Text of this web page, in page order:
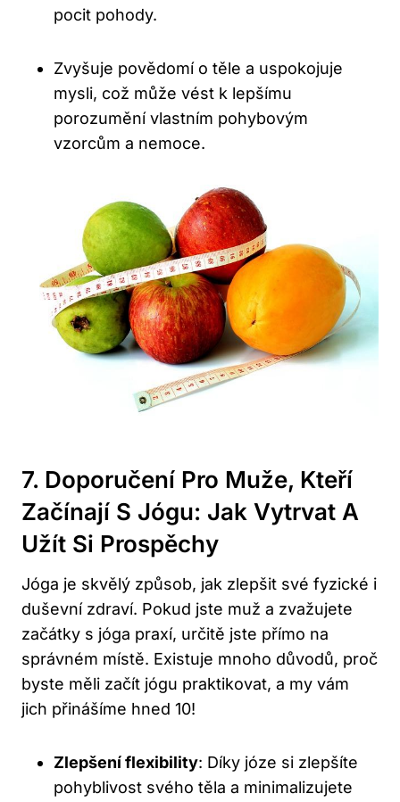
pocit pohody.
Zvyšuje povědomí o těle a uspokojuje
mysli, což může vést k lepšímu
porozumění vlastním pohybovým
vzorcům a nemoce.
7. Doporučení Pro Muže, Kteří
Začínají S Jógu: Jak Vytrvat A
Užít Si Prospěchy
Jóga je skvělý způsob, jak zlepšit své fyzické i
duševní zdraví. Pokud jste muž a zvažujete
začátky s jóga praxí, určitě jste přímo na
správném místě. Existuje mnoho důvodů, proč
byste měli začít jógu praktikovat, a my vám
jich přinášíme hned 10!
Zlepšení flexibility: Díky józe si zlepšíte
pohyblivost svého těla a minimalizujete